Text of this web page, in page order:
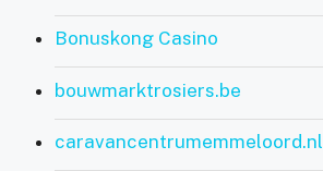
Bonuskong Casino
bouwmarktrosiers.be
caravancentrumemmeloord.nl